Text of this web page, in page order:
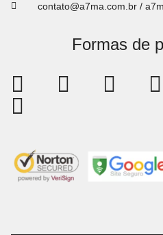
contato@a7ma.com.br /
Formas de